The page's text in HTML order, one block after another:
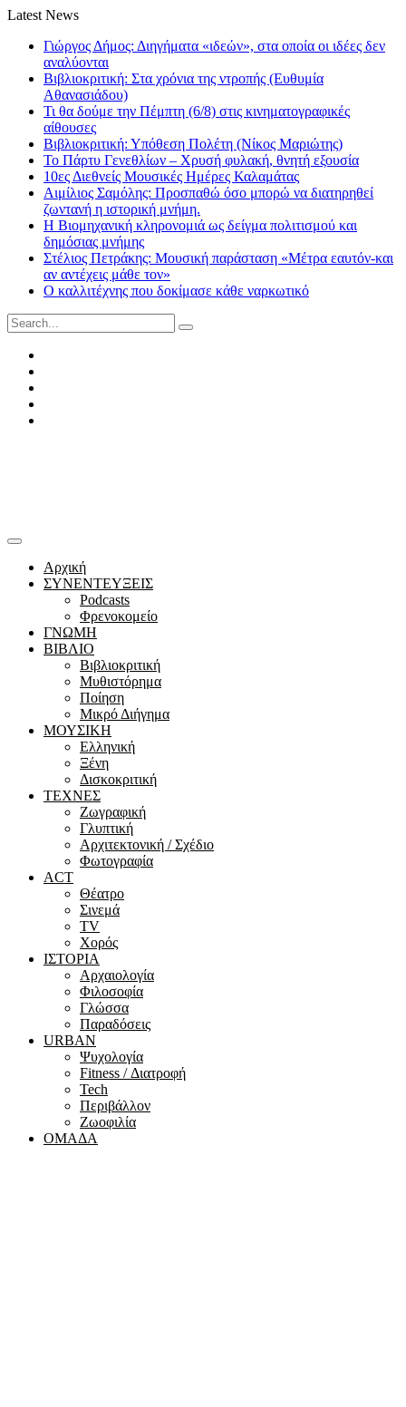
Latest News
Γιώργος Δήμος: Διηγήματα «ιδεών», στα οποία οι ιδέες δεν
αναλύονται
Βιβλιοκριτική: Στα χρόνια της ντροπής (Ευθυμία
Αθανασιάδου)
Τι θα δούμε την Πέμπτη (6/8) στις κινηματογραφικές
αίθουσες
Βιβλιοκριτική: Υπόθεση Πολέτη (Νίκος Μαριώτης)
Το Πάρτυ Γενεθλίων – Χρυσή φυλακή, θνητή εξουσία
10ες Διεθνείς Μουσικές Ημέρες Καλαμάτας
Αιμίλιος Σαμόλης: Προσπαθώ όσο μπορώ να διατηρηθεί
ζωντανή η ιστορική μνήμη.
Η Βιομηχανική κληρονομιά ως δείγμα πολιτισμού και
δημόσιας μνήμης
Στέλιος Πετράκης: Μουσική παράσταση «Μέτρα εαυτόν-και
αν αντέχεις μάθε τον»
Ο καλλιτέχνης που δοκίμασε κάθε ναρκωτικό
Search
for:
Αρχική
ΣΥΝΕΝΤΕΥΞΕΙΣ
Podcasts
Φρενοκομείο
ΓΝΩΜΗ
ΒΙΒΛΙΟ
Βιβλιοκριτική
Μυθιστόρημα
Ποίηση
Μικρό Διήγημα
ΜΟΥΣΙΚΗ
Ελληνική
Ξένη
Δισκοκριτική
ΤΕΧΝΕΣ
Ζωγραφική
Γλυπτική
Αρχιτεκτονική / Σχέδιο
Φωτογραφία
ACT
Θέατρο
Σινεμά
ΤV
Χορός
ΙΣΤΟΡΙΑ
Αρχαιολογία
Φιλοσοφία
Γλώσσα
Παραδόσεις
URBAN
Ψυχολογία
Fitness / Διατροφή
Tech
Περιβάλλον
Ζωοφιλία
ΟΜΑΔΑ